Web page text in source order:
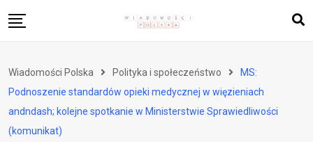
to
Zdrowie i styl życia
Polityka i społeczeństwo
Nauka i technologie
Wiadomości Polska Polityka i społeczeństwo
MS:
Podnoszenie standardów opieki medycznej w więzieniach
andndash; kolejne spotkanie w Ministerstwie Sprawiedliwości
(komunikat)